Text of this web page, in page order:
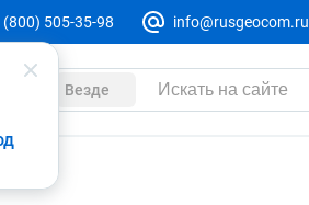
(800) 505-35-98 info@rusgeocom.ru
Везде